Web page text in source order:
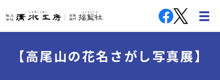
【高尾山の花名さがし写真展】